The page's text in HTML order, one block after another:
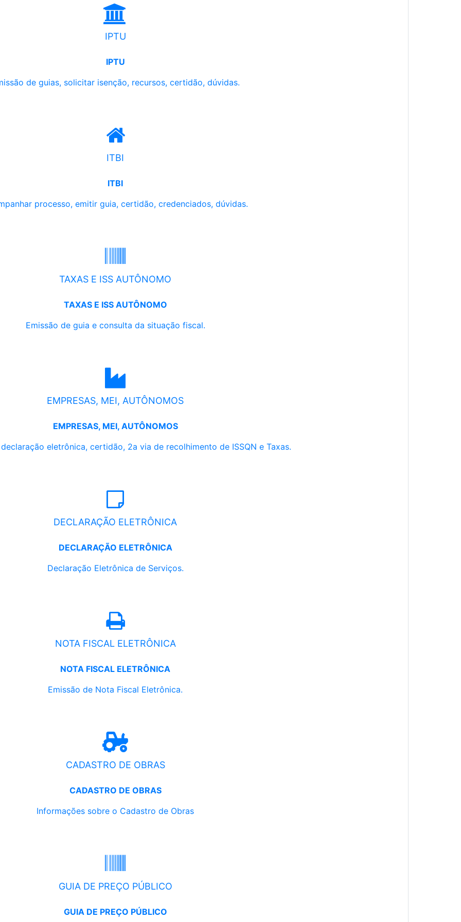
IPTU
IPTU
de guias, solicitar isenção, recursos, certidão, dúvidas.
ITBI
ITBI
processo, emitir guia, certidão, credenciados, dúvidas.
TAXAS E ISS AUTÔNOMO
TAXAS E ISS AUTÔNOMO
Emissão de guia e consulta da situação fiscal.
EMPRESAS, MEI, AUTÔNOMOS
EMPRESAS, MEI, AUTÔNOMOS
eletrônica, certidão, 2a via de recolhimento de ISSQN e Taxas.
DECLARAÇÃO ELETRÔNICA
DECLARAÇÃO ELETRÔNICA
Declaração Eletrônica de Serviços.
NOTA FISCAL ELETRÔNICA
NOTA FISCAL ELETRÔNICA
Emissão de Nota Fiscal Eletrônica.
CADASTRO DE OBRAS
CADASTRO DE OBRAS
Informações sobre o Cadastro de Obras
GUIA DE PREÇO PÚBLICO
GUIA DE PREÇO PÚBLICO